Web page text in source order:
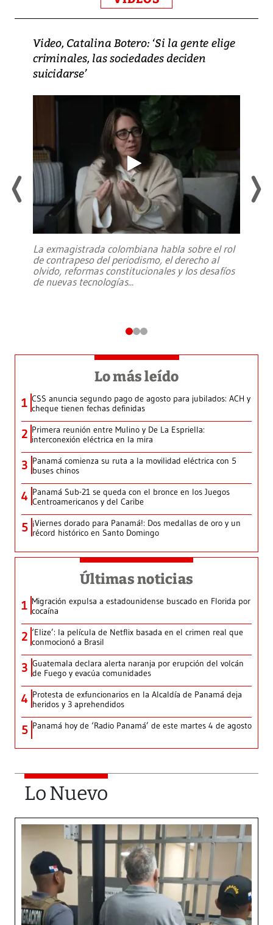
Video, Catalina Botero: ‘Si la gente elige
criminales, las sociedades deciden
suicidarse’
La exmagistrada colombiana habla sobre el rol
de contrapeso del periodismo, el derecho al
olvido, reformas constitucionales y los desafíos
de nuevas tecnologías...
Lo más leído
1 CSS anuncia segundo pago de agosto para jubilados: ACH y
cheque tienen fechas definidas
2 Primera reunión entre Mulino y De La Espriella:
interconexión eléctrica en la mira
3 Panamá comienza su ruta a la movilidad eléctrica con 5
buses chinos
4 Panamá Sub-21 se queda con el bronce en los Juegos
Centroamericanos y del Caribe
5 ¡Viernes dorado para Panamá!: Dos medallas de oro y un
récord histórico en Santo Domingo
Últimas noticias
1 Migración expulsa a estadounidense buscado en Florida por
cocaína
2 ‘Elize’: la película de Netflix basada en el crimen real que
conmocionó a Brasil
3 Guatemala declara alerta naranja por erupción del volcán
de Fuego y evacúa comunidades
4 Protesta de exfuncionarios en la Alcaldía de Panamá deja
heridos y 3 aprehendidos
5 Panamá hoy de ‘Radio Panamá’ de este martes 4 de agosto
Lo Nuevo